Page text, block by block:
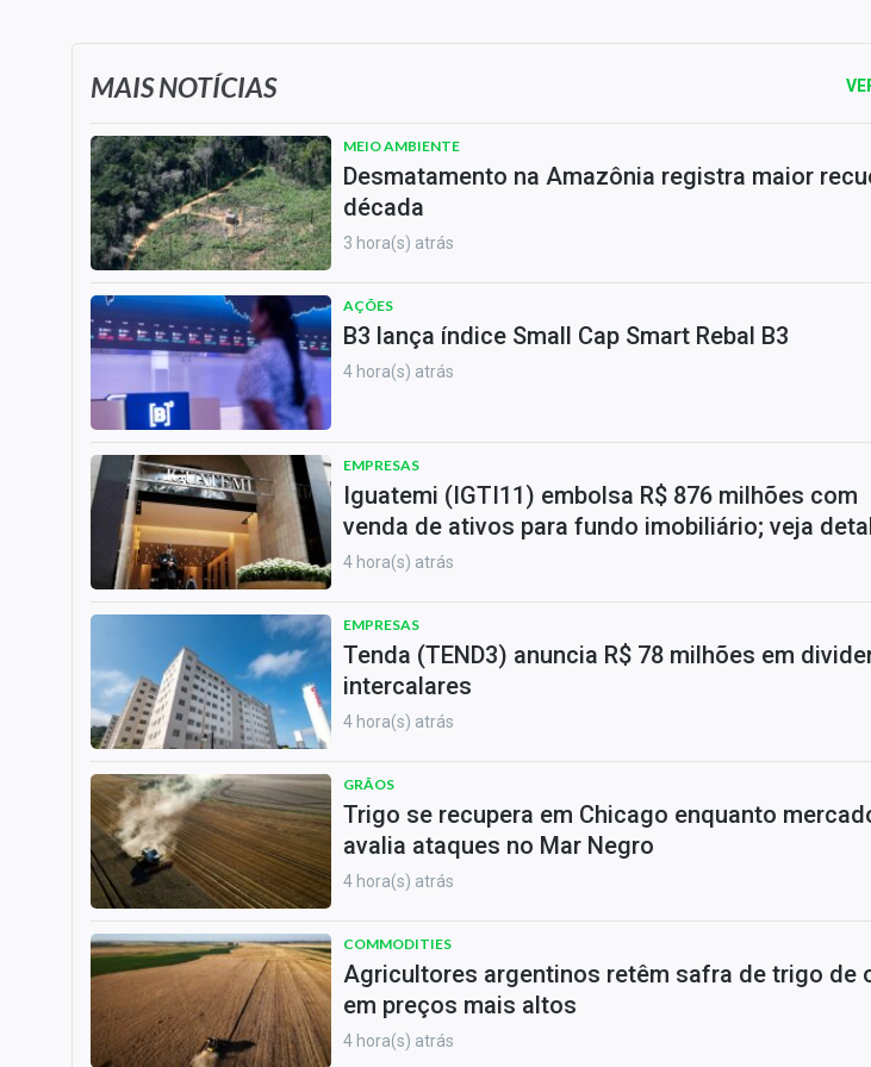
MAIS NOTÍCIAS
MEIO AMBIENTE
Desmatamento na Amazônia registra maior
década
3 hora(s) atrás
AÇÕES
B3 lança índice Small Cap Smart Rebal B3
4 hora(s) atrás
EMPRESAS
Iguatemi (IGTI11) embolsa R$ 876 milhões com
venda de ativos para fundo imobiliário; veja
4 hora(s) atrás
EMPRESAS
Tenda (TEND3) anuncia R$ 78 milhões em
intercalares
4 hora(s) atrás
GRÃOS
Trigo se recupera em Chicago enquanto
avalia ataques no Mar Negro
4 hora(s) atrás
COMMODITIES
Agricultores argentinos retêm safra de trigo de
em preços mais altos
4 hora(s) atrás